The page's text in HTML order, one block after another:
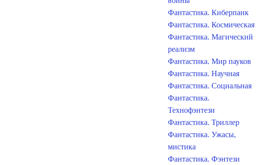
Фантастика. Киберпанк
Фантастика. Космическая
Фантастика. Магический
реализм
Фантастика. Мир пауков
Фантастика. Научная
Фантастика. Социальная
Фантастика.
Технофэнтези
Фантастика. Триллер
Фантастика. Ужасы,
мистика
Фантастика. Фэнтези